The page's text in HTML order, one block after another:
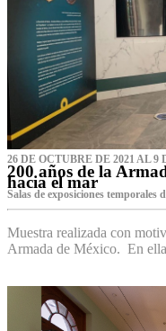
26 DE OCTUBRE DE 2021 AL 9
200 años de la
hacia el mar
Salas de exposiciones temporales
Muestra realizada con
Armada de México. En